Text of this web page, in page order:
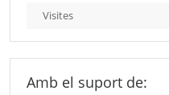
Visites
Amb el suport de: